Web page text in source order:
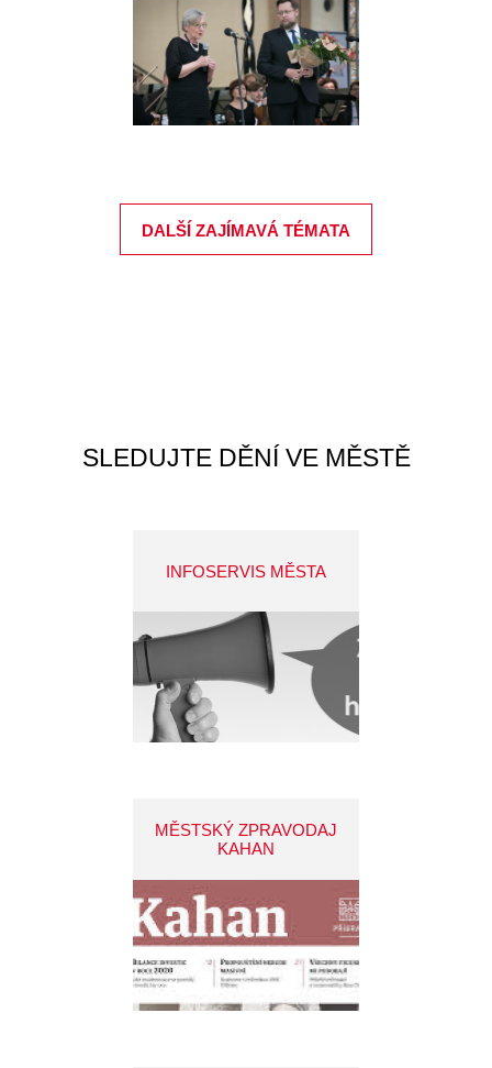
DALŠÍ ZAJÍMAVÁ TÉMATA
SLEDUJTE DĚNÍ VE MĚSTĚ
INFOSERVIS MĚSTA
MĚSTSKÝ ZPRAVODAJ
KAHAN